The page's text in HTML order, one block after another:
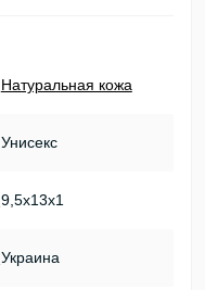
Натуральная кожа
Унисекс
9,5х13х1
Украина